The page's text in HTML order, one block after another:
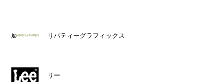
リバティーグラフィックス
リー